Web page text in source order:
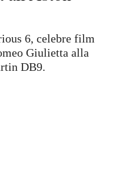
6, celebre film
Giulietta alla
DB9.